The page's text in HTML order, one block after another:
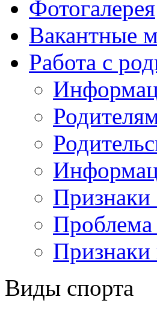
Фотогалерея
Вакантные
Работа с
Признаки
Проблема
Признаки
Виды спорта